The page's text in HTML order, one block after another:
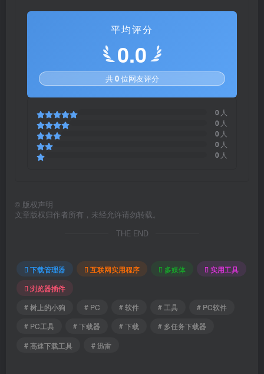
平均评分
0.0
共0位网友评分
0 人
0 人
0 人
0 人
0 人
© 版权声明
文章版权归作者所有，未经允许请勿转载。
THE END
下载管理器 互联网实用程序 多媒体
实用工具
浏览器插件
# 树上的小狗
# PC # 软件 # 工具
# PC软件
# PC工具
# 下载器 # 下载
# 多任务下载器
# 高速下载工具
# 迅雷